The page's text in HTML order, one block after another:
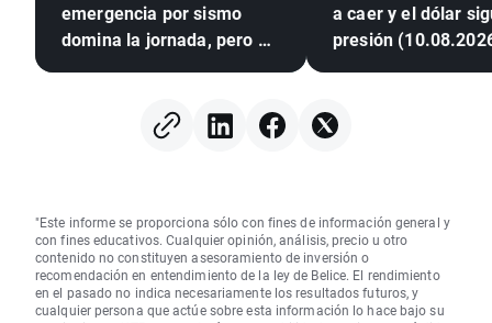
emergencia por sismo
domina la jornada, pero el
a caer y el dólar
presión
"Este informe se proporciona sólo con fines de información general y
con fines educativos. Cualquier opinión, análisis, precio u otro
contenido no constituyen asesoramiento de inversión o
recomendación en entendimiento de la ley de Belice. El rendimiento
en el pasado no indica necesariamente los resultados futuros, y
cualquier persona que actúe sobre esta información lo hace bajo su